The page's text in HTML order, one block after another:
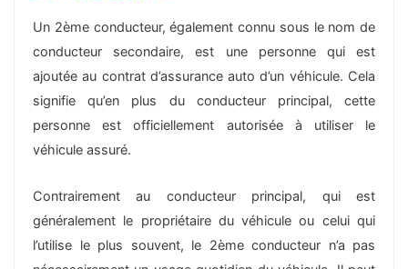
Un 2ème conducteur, également connu sous le nom de
conducteur secondaire, est une personne qui est
ajoutée au contrat d’assurance auto d’un véhicule. Cela
signifie qu’en plus du conducteur principal, cette
personne est officiellement autorisée à utiliser le
véhicule assuré.
Contrairement au conducteur principal, qui est
généralement le propriétaire du véhicule ou celui qui
l’utilise le plus souvent, le 2ème conducteur n’a pas